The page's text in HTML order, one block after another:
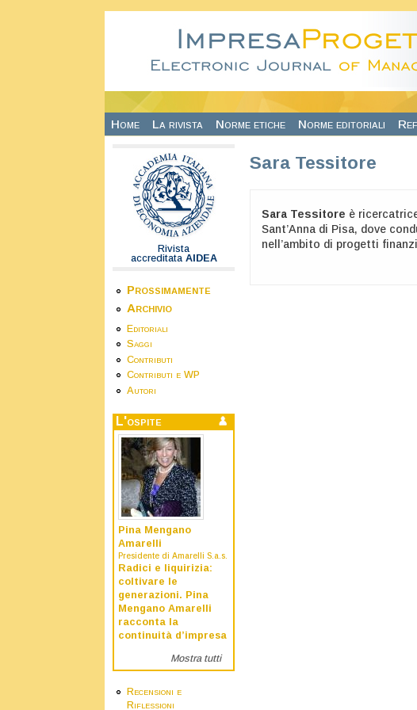
Home La rivista Norme etiche Norme editoriali
Rivista
accreditata AIDEA
Prossimamente
Archivio
Editoriali
Saggi
Contributi
Contributi e WP
Autori
L'ospite
Pina Mengano
Amarelli
Presidente di Amarelli S.a.s.
Radici e liquirizia:
coltivare le
generazioni. Pina
Mengano Amarelli
racconta la
continuità d’impresa
Mostra tutti
Recensioni e
Riflessioni
Sara Tessitore
Sara Tessitore è
Sant’Anna di Pisa, dove
nell’ambito di progetti